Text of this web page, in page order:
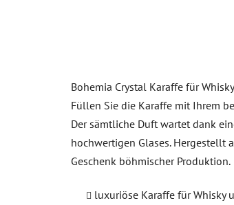
Bohemia Crystal Karaffe für
Füllen Sie die Karaffe mit Ihrem
Der sämtliche Duft wartet dank
hochwertigen Glases. Hergestellt
Geschenk böhmischer Produktion.
luxuriöse Karaffe für Whisky